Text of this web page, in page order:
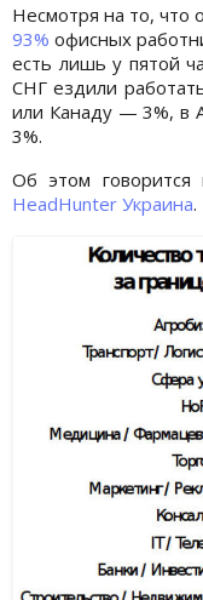
Несмотря на то, что о
93% офисных
есть лишь у пятой
СНГ ездили
или Канаду — 3%, в
3%.
Об этом говорится
HeadHunter Украина.